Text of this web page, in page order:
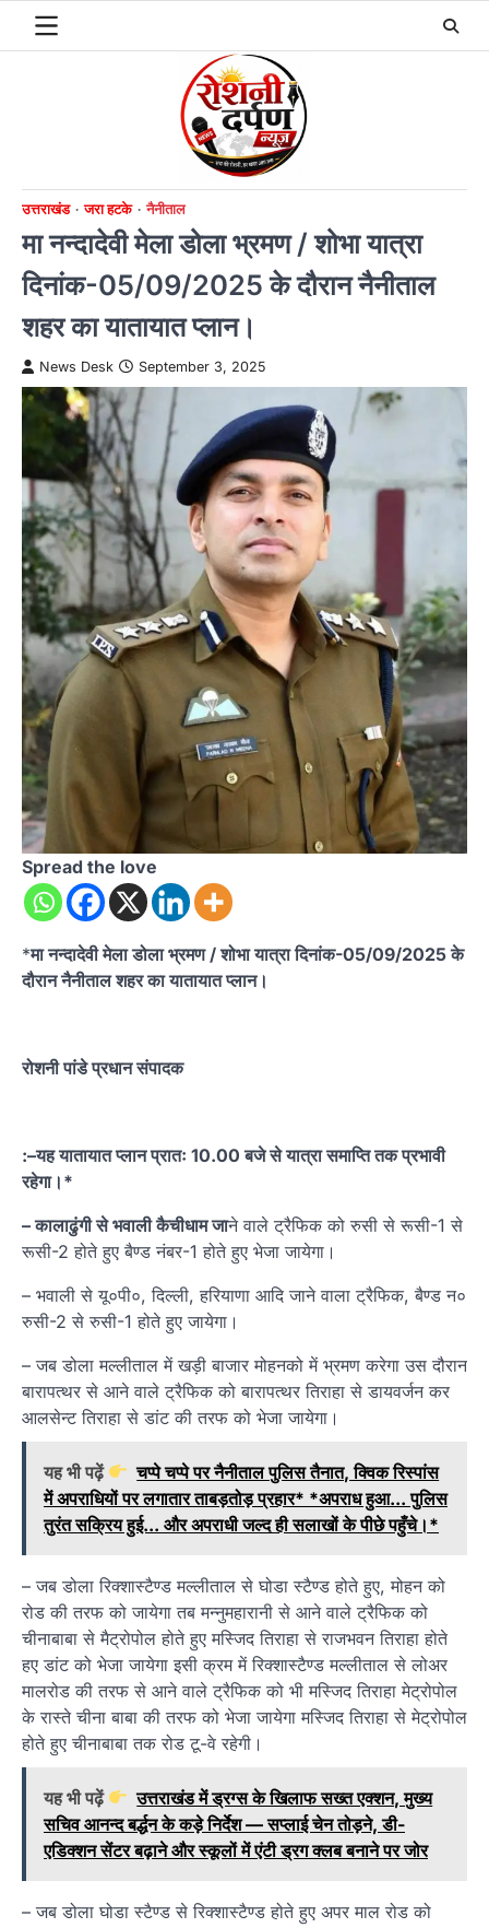
उत्तराखंड जरा हटके नैनीताल
मा नन्दादेवी मेला डोला भ्रमण / शोभा यात्रा
दिनांक-05/09/2025 के दौरान नैनीताल
शहर का यातायात प्लान।
News Desk September 3, 2025
Spread the love
*मा नन्दादेवी मेला डोला भ्रमण / शोभा यात्रा दिनांक-05/09/2025 के
दौरान नैनीताल शहर का यातायात प्लान।
रोशनी पांडे प्रधान संपादक
:–यह यातायात प्लान प्रातः 10.00 बजे से यात्रा समाप्ति तक प्रभावी
रहेगा।*
– कालाढुंगी से भवाली कैचीधाम जाने वाले ट्रैफिक को रुसी से रूसी-1 से
रूसी-2 होते हुए बैण्ड नंबर-1 होते हुए भेजा जायेगा।
– भवाली से यू०पी०, दिल्ली, हरियाणा आदि जाने वाला ट्रैफिक, बैण्ड न०
रुसी-2 से रुसी-1 होते हुए जायेगा।
– जब डोला मल्लीताल में खड़ी बाजार मोहनको में भ्रमण करेगा उस दौरान
बारापत्थर से आने वाले ट्रैफिक को बारापत्थर तिराहा से डायवर्जन कर
आलसेन्ट तिराहा से डांट की तरफ को भेजा जायेगा।
यह भी पढ़ें
चप्पे चप्पे पर नैनीताल पुलिस तैनात, क्विक रिस्पांस
में अपराधियों पर लगातार ताबड़तोड़ प्रहार* *अपराध हुआ... पुलिस
तुरंत सक्रिय हुई... और अपराधी जल्द ही सलाखों के पीछे पहुँचे।*
– जब डोला रिक्शास्टैण्ड मल्लीताल से घोडा स्टैण्ड होते हुए, मोहन को
रोड की तरफ को जायेगा तब मन्नुमहारानी से आने वाले ट्रैफिक को
चीनाबाबा से मैट्रोपोल होते हुए मस्जिद तिराहा से राजभवन तिराहा होते
हए डांट को भेजा जायेगा इसी क्रम में रिक्शास्टैण्ड मल्लीताल से लोअर
मालरोड की तरफ से आने वाले ट्रैफिक को भी मस्जिद तिराहा मेट्रोपोल
के रास्ते चीना बाबा की तरफ को भेजा जायेगा मस्जिद तिराहा से मेट्रोपोल
होते हुए चीनाबाबा तक रोड टू-वे रहेगी।
यह भी पढ़ें
उत्तराखंड में ड्रग्स के खिलाफ सख्त एक्शन, मुख्य
सचिव आनन्द बर्द्धन के कड़े निर्देश — सप्लाई चेन तोड़ने, डी-
एडिक्शन सेंटर बढ़ाने और स्कूलों में एंटी ड्रग क्लब बनाने पर जोर
– जब डोला घोडा स्टैण्ड से रिक्शास्टैण्ड होते हुए अपर माल रोड को